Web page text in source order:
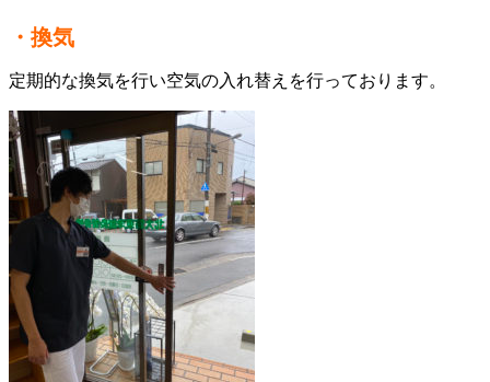
・換気
定期的な換気を行い空気の入れ替えを行っております。